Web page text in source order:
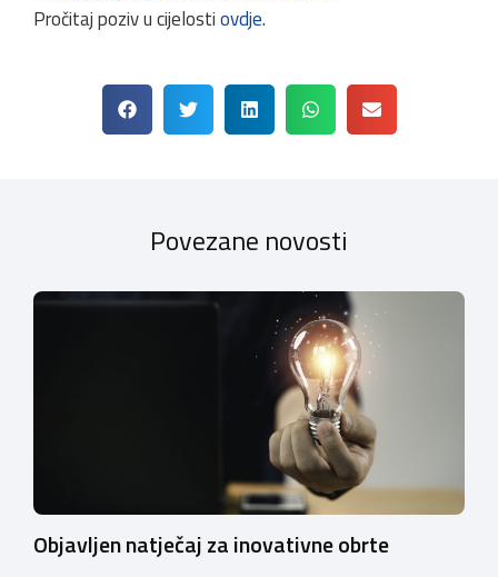
Pročitaj poziv u cijelostiovdje.
Povezane novosti
Objavljen natječaj za inovativne obrte